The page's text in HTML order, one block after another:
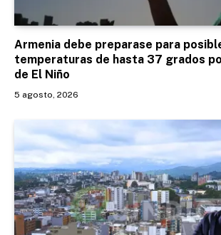
Armenia debe preparase para
temperaturas de hasta 37 grados
de El Niño
5 agosto, 2026